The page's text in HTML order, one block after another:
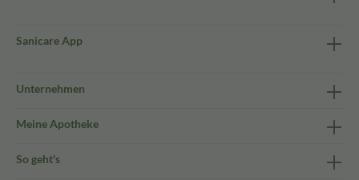
Sanicare App
Unternehmen
Meine Apotheke
So geht's